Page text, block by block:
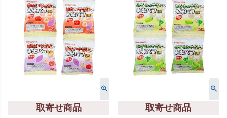
取寄せ商品 取寄せ商品